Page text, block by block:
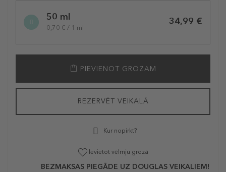
variation50 ml
0,70 € / 1 ml
34,99 €
PIEVIENOT GROZAM
REZERVĒT VEIKALĀ
Kur nopirkt?
Ievietot vēlmju grozā
BEZMAKSAS PIEGĀDE UZ DOUGLAS VEIKALIEM!